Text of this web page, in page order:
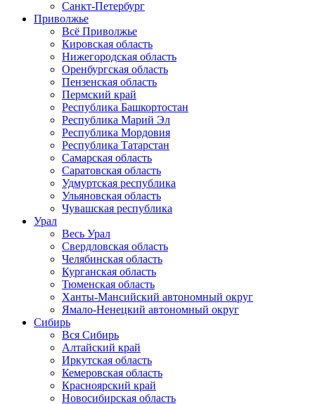
Санкт-Петербург
Приволжье
Всё Приволжье
Кировская область
Нижегородская область
Оренбургская область
Пензенская область
Пермский край
Республика Башкортостан
Республика Марий Эл
Республика Мордовия
Республика Татарстан
Самарская область
Саратовская область
Удмуртская республика
Ульяновская область
Чувашская республика
Урал
Весь Урал
Свердловская область
Челябинская область
Курганская область
Тюменская область
Ханты-Мансийский автономный округ
Ямало-Ненецкий автономный округ
Сибирь
Вся Сибирь
Алтайский край
Иркутская область
Кемеровская область
Красноярский край
Новосибирская область